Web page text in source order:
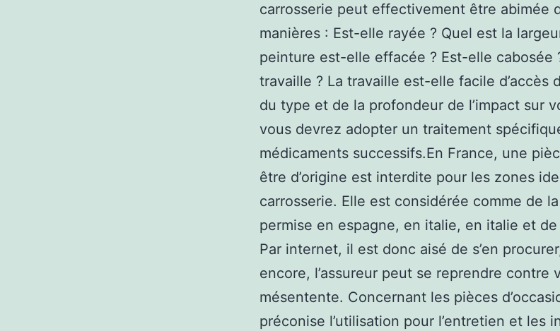
carrosserie peut effectivement être abimée
manières : Est-elle rayée ? Quel est la
peinture est-elle effacée ? Est-elle cabosée
travaille ? La travaille est-elle facile d’accès
du type et de la profondeur de l’impact sur
vous devrez adopter un traitement
médicaments successifs.En France, une
être d’origine est interdite pour les zones
carrosserie. Elle est considérée comme de
permise en espagne, en italie, en italie et
Par internet, il est donc aisé de s’en
encore, l’assureur peut se reprendre contre
mésentente. Concernant les pièces
préconise l’utilisation pour l’entretien et les